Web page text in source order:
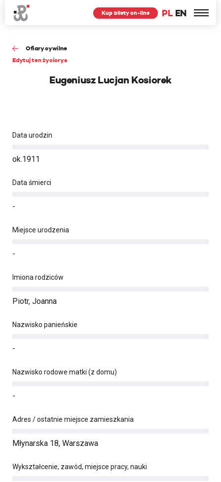
PL EN
Kup bilety on-line
Ofiary cywilne
Edytuj ten życiorys
Eugeniusz Lucjan Kosiorek
Data urodzin
ok.1911
Data śmierci
-
Miejsce urodzenia
-
Imiona rodziców
Piotr, Joanna
Nazwisko panieńskie
-
Nazwisko rodowe matki (z domu)
-
Adres / ostatnie miejsce zamieszkania
Młynarska 18, Warszawa
Wykształcenie, zawód, miejsce pracy, nauki